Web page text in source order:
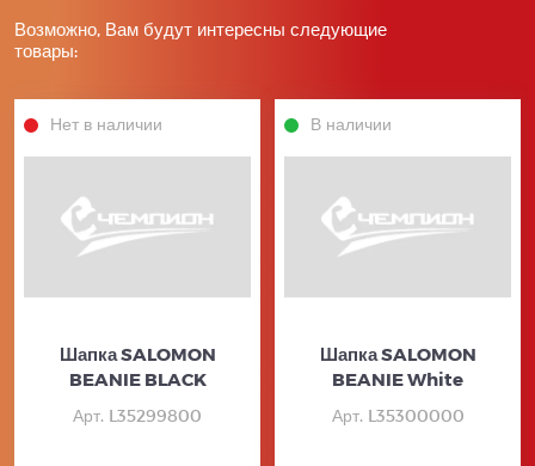
Возможно, Вам будут интересны следующие
товары:
Нет в наличии
Шапка SALOMON
BEANIE BLACK
Арт. L35299800
В наличии
Шапка SALOMON
BEANIE White
Арт. L35300000